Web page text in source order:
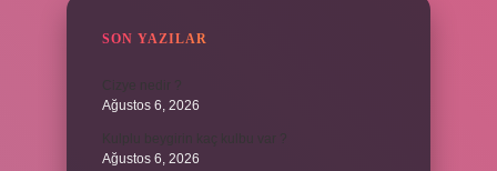
SON YAZILAR
Ağustos 6, 2026
Ağustos 6, 2026